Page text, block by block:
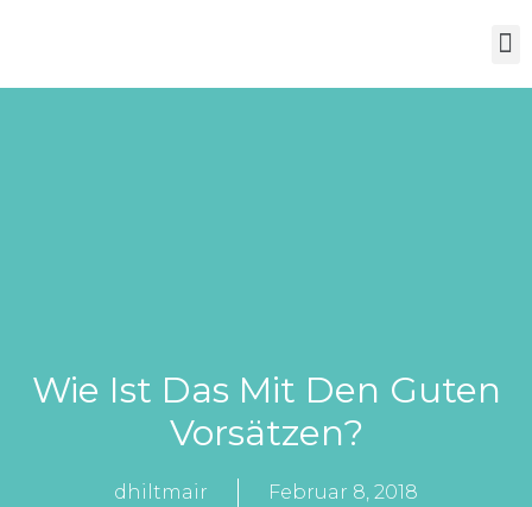
Wie Ist Das Mit Den Guten
Vorsätzen?
dhiltmair Februar 8, 2018